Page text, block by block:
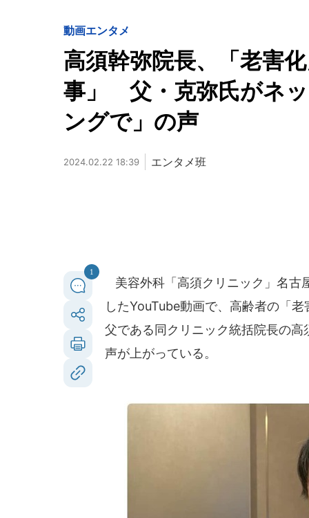
動画エンタメ
高須幹弥院長、「老害
事」 父・克弥氏がネ
ングで」の声
2024.02.22 18:39 エンタメ班
1
美容外科「高須クリニック」名古
したYouTube動画で、高齢者の「
父である同クリニック統括院長の
声が上がっている。